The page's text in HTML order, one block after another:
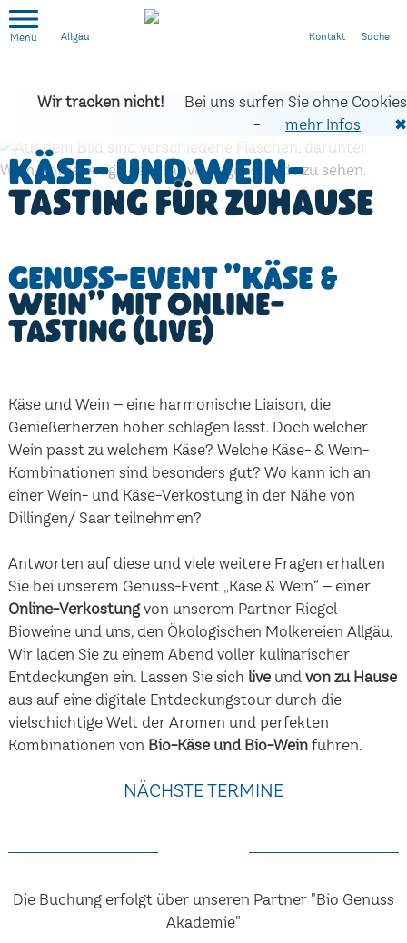
Allgäu
Wir tracken nicht!
Bei uns surfen Sie ohne Cookies
-
mehr Infos ✖
Käse- und Wein-
Tasting für zuhause
Genuss-Event "Käse &
Wein" mit Online-
Tasting (live)
Käse und Wein – eine harmonische Liaison, die
Genießerherzen höher schlägen lässt. Doch welcher
Wein passt zu welchem Käse? Welche Käse- & Wein-
Kombinationen sind besonders gut? Wo kann ich an
einer Wein- und Käse-Verkostung in der Nähe von
Dillingen/ Saar teilnehmen?
Antworten auf diese und viele weitere Fragen erhalten
Sie bei unserem Genuss-Event „Käse & Wein“ – einer
Online-Verkostungvon unserem Partner Riegel
Bioweine und uns, den Ökologischen Molkereien Allgäu.
Wir laden Sie zu einem Abend voller kulinarischer
Entdeckungen ein. Lassen Sie sich live und von zu Hause
aus auf eine digitale Entdeckungstour durch die
vielschichtige Welt der Aromen und perfekten
Kombinationen von Bio-Käse und Bio-Weinführen.
NÄCHSTE TERMINE
Die Buchung erfolgt über unseren Partner "Bio Genuss
Akademie"